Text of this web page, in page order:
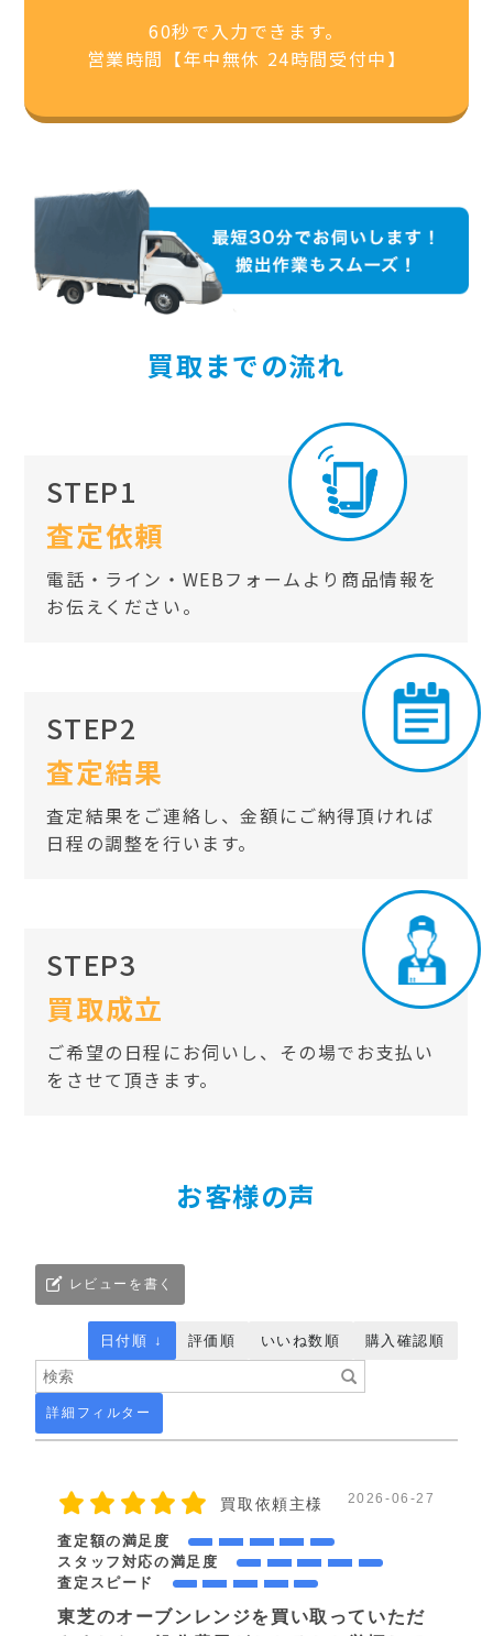
60秒で入力できます。
営業時間【年中無休 24時間受付中】
買取までの流れ
STEP1
査定依頼
電話・ライン・WEBフォームより商品情報を
お伝えください。
STEP2
査定結果
査定結果をご連絡し、金額にご納得頂ければ
日程の調整を行います。
STEP3
買取成立
ご希望の日程にお伺いし、その場でお支払い
をさせて頂きます。
お客様の声
レビューを書く
詳細フィルター
日付順 ↓ 評価順 いいね数順 購入確認順
買取依頼主様 2026-06-27
査定額の満足度
スタッフ対応の満足度
査定スピード
東芝のオーブンレンジを買い取っていただ